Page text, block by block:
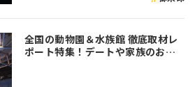
全国の動物園＆水族館 徹底取材レ
ポート特集！デートや家族のおで